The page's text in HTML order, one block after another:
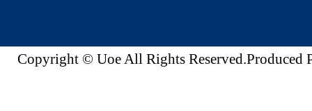
Copyright © Uoe All Rights Reserved.Produced